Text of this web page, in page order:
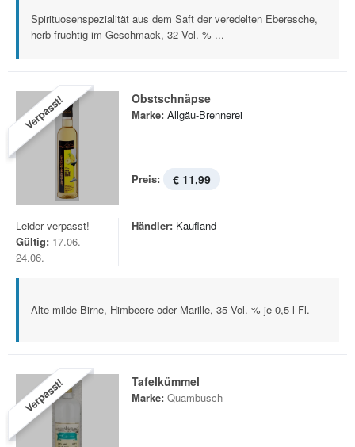
Spirituosenspezialität aus dem Saft der veredelten Eberesche,
herb-fruchtig im Geschmack, 32 Vol. % ...
Verpasst! Obstschnäpse
Marke: Allgäu-Brennerei
Preis: € 11,99
Leider verpasst!
Gültig: 17.06. -
24.06.
Händler: Kaufland
Alte milde Birne, Himbeere oder Marille, 35 Vol. % je 0,5-l-Fl.
Verpasst! Tafelkümmel
Marke: Quambusch